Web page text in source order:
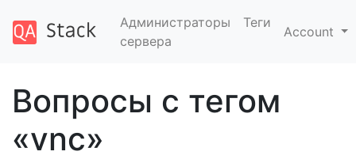
Администраторы
сервера
Теги
Account
Вопросы с тегом
«vnc»